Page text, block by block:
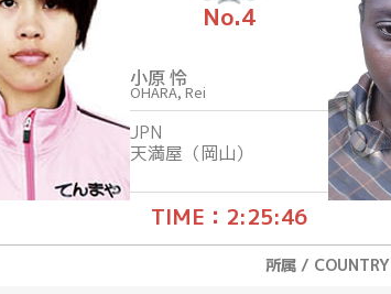
No.4
小原 怜
OHARA, Rei
JPN
天満屋（岡山）
TIME：2:25:46
所属 / COUNTRY